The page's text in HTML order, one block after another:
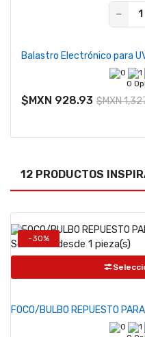
−
Balastro Electrónico para
0
$MXN 928.93 $MXN
12 PRODUCTOS
-30%
Se vende desde 1 pieza(s)
FOCO/BULBO REPUESTO